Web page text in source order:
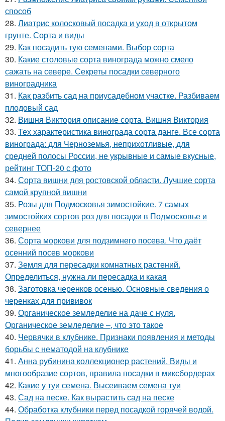
способ
28. Лиатрис колосковый посадка и уход в открытом
грунте. Сорта и виды
29. Как посадить тую семенами. Выбор сорта
30. Какие столовые сорта винограда можно смело
сажать на севере. Секреты посадки северного
виноградника
31. Как разбить сад на приусадебном участке. Разбиваем
плодовый сад
32. Вишня Виктория описание сорта. Вишня Виктория
33. Тех характеристика винограда сорта данге. Все сорта
винограда: для Черноземья, неприхотливые, для
средней полосы России, не укрывные и самые вкусные,
рейтинг ТОП-20 с фото
34. Сорта вишни для ростовской области. Лучшие сорта
самой крупной вишни
35. Розы для Подмосковья зимостойкие. 7 самых
зимостойких сортов роз для посадки в Подмосковье и
севернее
36. Сорта моркови для подзимнего посева. Что даёт
осенний посев моркови
37. Земля для пересадки комнатных растений.
Определиться, нужна ли пересадка и какая
38. Заготовка черенков осенью. Основные сведения о
черенках для прививок
39. Органическое земледелие на даче с нуля.
Органическое земледелие –, что это такое
40. Червячки в клубнике. Признаки появления и методы
борьбы с нематодой на клубнике
41. Анна рубинина коллекционер растений. Виды и
многообразие сортов, правила посадки в миксбордерах
42. Какие у туи семена. Высеиваем семена туи
43. Сад на песке. Как вырастить сад на песке
44. Обработка клубники перед посадкой горячей водой.